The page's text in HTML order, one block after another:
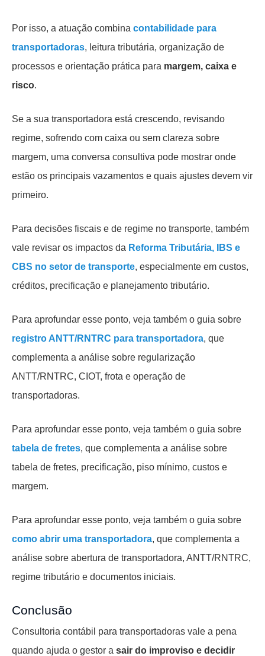
Por isso, a atuação combina contabilidade para
transportadoras, leitura tributária, organização de
processos e orientação prática para margem, caixa e
risco.
Se a sua transportadora está crescendo, revisando
regime, sofrendo com caixa ou sem clareza sobre
margem, uma conversa consultiva pode mostrar onde
estão os principais vazamentos e quais ajustes devem vir
primeiro.
Para decisões fiscais e de regime no transporte, também
vale revisar os impactos da Reforma Tributária, IBS e
CBS no setor de transporte, especialmente em custos,
créditos, precificação e planejamento tributário.
Para aprofundar esse ponto, veja também o guia sobre
registro ANTT/RNTRC para transportadora, que
complementa a análise sobre regularização
ANTT/RNTRC, CIOT, frota e operação de
transportadoras.
Para aprofundar esse ponto, veja também o guia sobre
tabela de fretes, que complementa a análise sobre
tabela de fretes, precificação, piso mínimo, custos e
margem.
Para aprofundar esse ponto, veja também o guia sobre
como abrir uma transportadora, que complementa a
análise sobre abertura de transportadora, ANTT/RNTRC,
regime tributário e documentos iniciais.
Conclusão
Consultoria contábil para transportadoras vale a pena
quando ajuda o gestor a sair do improviso e decidir